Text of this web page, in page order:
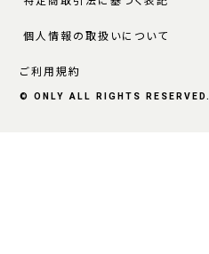
個人情報の取扱いについて
ご利用規約
© ONLY ALL RIGHTS RESERVED.